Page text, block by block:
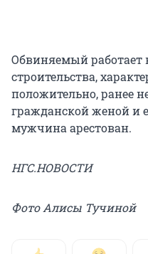
Обвиняемый работает
строительства,
положительно, ранее
гражданской женой и
мужчина арестован.
НГС.НОВОСТИ
Фото Алисы Тучиной